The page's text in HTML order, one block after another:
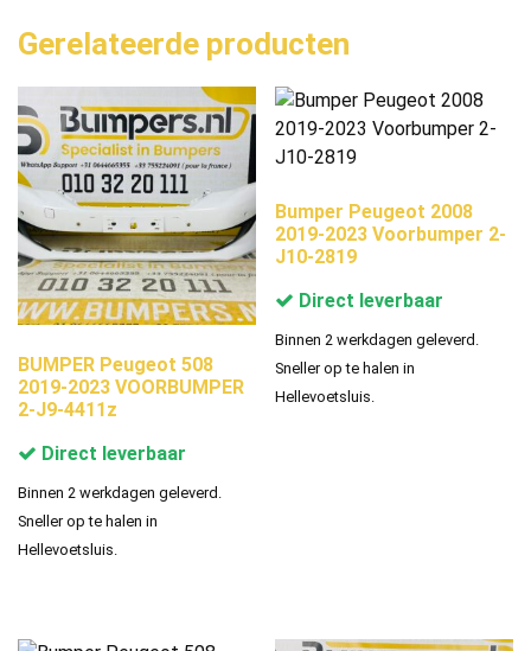
Gerelateerde producten
BUMPER Peugeot 508
2019-2023 VOORBUMPER
2-J9-4411z
Direct leverbaar
Binnen 2 werkdagen geleverd.
Sneller op te halen in
Hellevoetsluis.
Bumper Peugeot 2008
2019-2023 Voorbumper 2-
J10-2819
Direct leverbaar
Binnen 2 werkdagen geleverd.
Sneller op te halen in
Hellevoetsluis.